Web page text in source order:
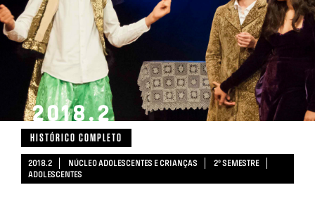
2018.2
HISTÓRICO COMPLETO
2018.2 NÚCLEO ADOLESCENTES E CRIANÇAS
2º SEMESTRE
ADOLESCENTES